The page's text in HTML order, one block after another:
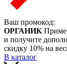
Ваш промокод:
ОРГАНИК
и получите
скидку 10% на
В каталог